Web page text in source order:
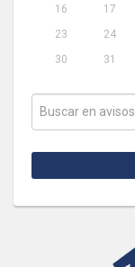
16
17
23
24
30
31